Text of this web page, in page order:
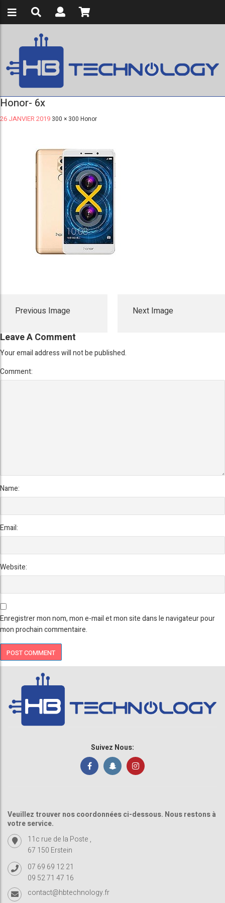
Honor- 6x
26 JANVIER 2019 300 × 300 Honor
Previous Image Next Image
Leave A Comment
Your email address will not be published.
Comment:
Name:
Email:
Website:
Enregistrer mon nom, mon e-mail et mon site dans le navigateur pour
mon prochain commentaire.
Suivez Nous:
Veuillez trouver nos coordonnées ci-dessous. Nous restons à
votre service.
11c rue de la Poste ,
67 150 Erstein
07 69 69 12 21
09 52 71 47 16
contact@hbtechnology.fr